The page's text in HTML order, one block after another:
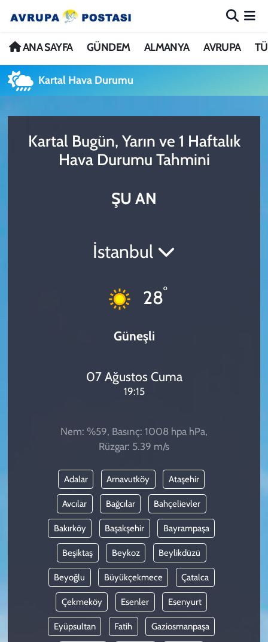
ANA SAYFA GÜNDEM ALMANYA AVRUPA
Kartal Hava Durumu
Kartal Bugün, Yarın ve 1 Haftalık
Hava Durumu Tahmini
ŞU AN
İstanbul
28°
Güneşli
07 Ağustos Cuma
19:15
Nem: %59, Basınç: 1008 hpa hPa,
Rüzgar: 5.39 m/s
Adalar Arnavutköy Ataşehir
Avcılar Bağcılar Bahçelievler
Bakırköy Başakşehir Bayrampaşa
Beşiktaş Beykoz Beylikdüzü
Beyoğlu Büyükçekmece Çatalca
Çekmeköy Esenler Esenyurt
Eyüpsultan Fatih Gaziosmanpaşa
ANA SAYFA
GÜNDEM
AVRUPA
TÜRKİYE
Nöbetçi Eczaneler
Hava Durumu
Trafik Durumu
Avrupa Ligi Puan Durumu ve Fikstür